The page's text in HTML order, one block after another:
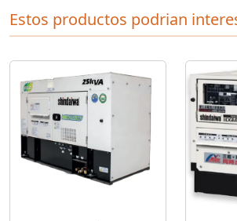
Estos productos podrian